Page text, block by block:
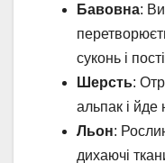
Бавовна:
суконь і
Шерсть:
альпак і йде
Льон:
дихаючі